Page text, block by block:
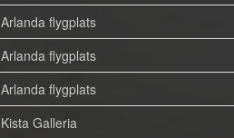
Arlanda flygplats
Arlanda flygplats
Arlanda flygplats
Kista Galleria